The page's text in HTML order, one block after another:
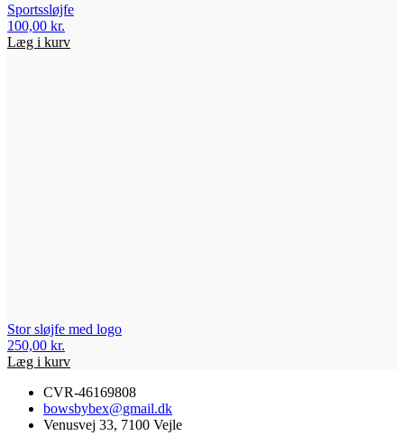
Sportssløjfe
100,00 kr.
Læg i kurv
Stor sløjfe med logo
250,00 kr.
Læg i kurv
CVR-46169808
bowsbybex@gmail.dk
Venusvej 33, 7100 Vejle